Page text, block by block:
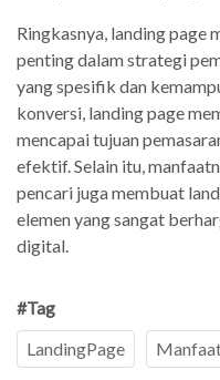
Ringkasnya, landing page
penting dalam strategi
yang spesifik dan
konversi, landing page
mencapai tujuan
efektif. Selain itu,
pencari juga membuat
elemen yang sangat
digital.
#Tag
LandingPage